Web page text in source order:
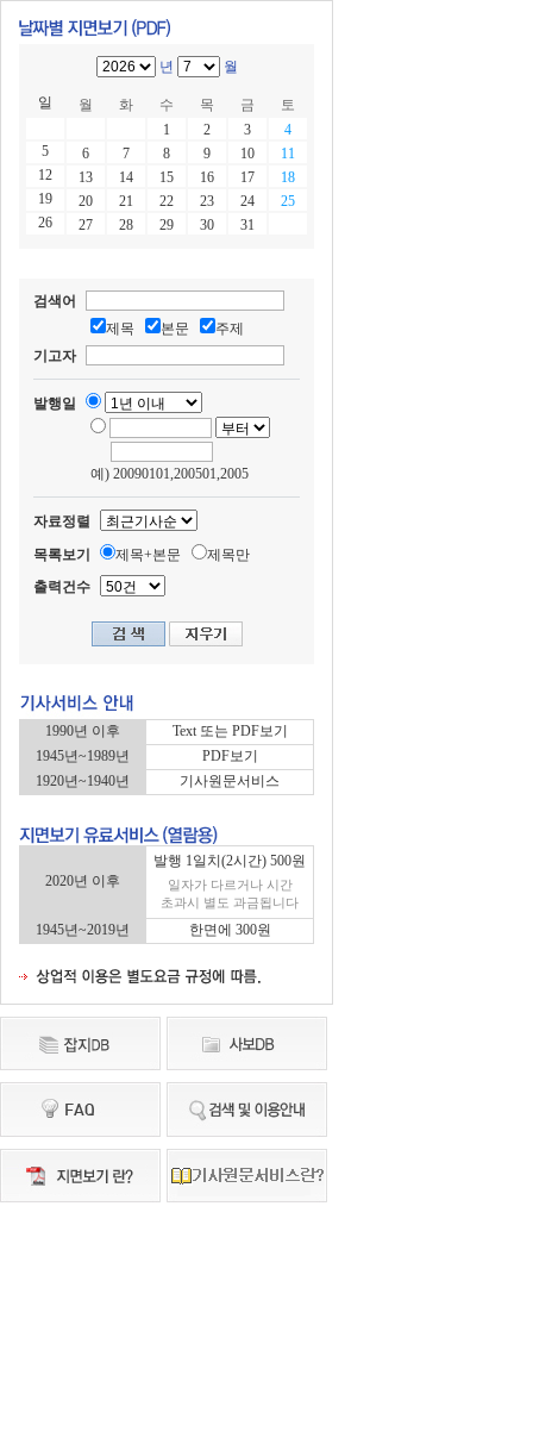
년 월
일 월 화 수 목 금
토
1
2 3
4
5
6 7 8 9 10
11
12
13 14 15 16 17
18
19
20 21 22 23 24
25
26
27 28 29 30 31
검색어
제목
본문
주제
기고자
발행일
예) 20090101,200501,2005
자료정렬
목록보기
제목+본문
제목만
출력건수
1990년 이후
Text 또는 PDF보기
1945년~1989년
PDF보기
1920년~1940년
기사원문서비스
2020년 이후
발행 1일치(2시간) 500원
일자가 다르거나 시간
초과시 별도 과금됩니다
1945년~2019년 한면에 300원